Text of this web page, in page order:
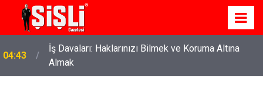
04:43
İş Davaları: Haklarınızı Bilmek ve Koruma Altına
Almak